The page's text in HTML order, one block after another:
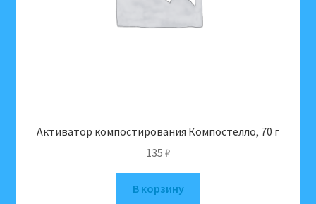
Активатор компостирования Компостелло, 70 г
135 ₽
В корзину